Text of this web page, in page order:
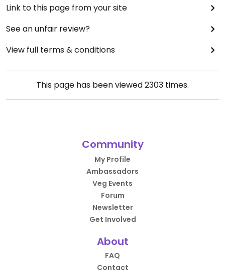
Link to this page from your site
See an unfair review?
View full terms & conditions
This page has been viewed2303 times.
Community
My Profile
Ambassadors
Veg Events
Forum
Newsletter
Get Involved
About
FAQ
Contact